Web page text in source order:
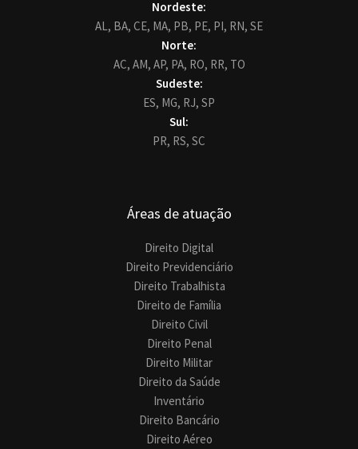
Nordeste:
AL, BA, CE, MA, PB, PE, PI, RN, SE
Norte:
AC, AM, AP, PA, RO, RR, TO
Sudeste:
ES, MG, RJ, SP
Sul:
PR, RS, SC
Áreas de atuação
Direito Digital
Direito Previdenciário
Direito Trabalhista
Direito de Família
Direito Civil
Direito Penal
Direito Militar
Direito da Saúde
Inventário
Direito Bancário
Direito Aéreo